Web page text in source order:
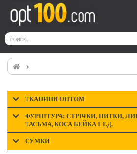
ТКАНИНИ ОПТОМ
ФУРНІТУРА: СТРІЧКИ, НИТКИ,
ТАСЬМА, КОСА БЕЙКА І Т.Д.
СУМКИ